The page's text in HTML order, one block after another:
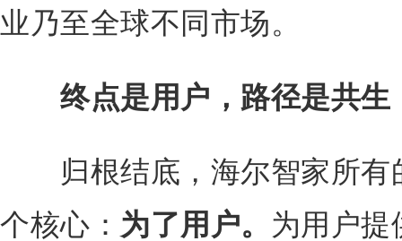
业乃至全球不同市场。
终点是用户，路径是共生
归根结底，海尔智家所有
个核心： 为了用户。 为用户提